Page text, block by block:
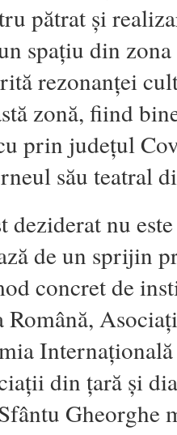
pătrat și
spațiu din zona
rezonanței
zonă, fiind
prin județul
său teatral
deziderat nu
de un sprijin
concret de
Română,
din țară și
Gheorghe